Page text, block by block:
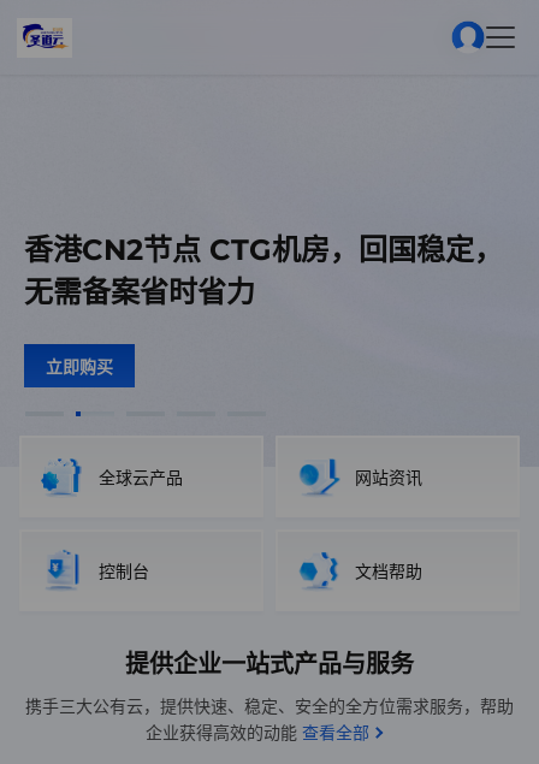
推广返利，赚零花钱
圣道云服务器，香港特价8核8G29元/
香港CN2节点 CTG机房，回国稳定，
无需备案省时省力
立即购买
美国高防节点 1.2T集群防御，单机
100G防御，无视UDP
香港CN2 300M大带宽云服务器 高性
推广返利，赚零花钱
圣道云服务器，香港特价8核8G29元/
全球云产品 网站资讯
控制台 文档帮助
提供企业一站式产品与服务
携手三大公有云，提供快速、稳定、安全的全方位需求服务，帮助
企业获得高效的动能 查看全部